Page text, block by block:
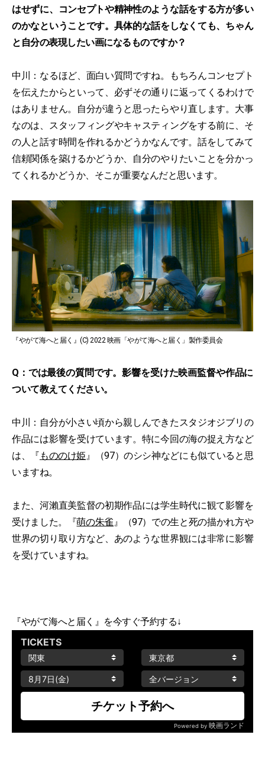
はせずに、コンセプトや精神性のような話をする方が多い
のかなということです。具体的な話をしなくても、ちゃん
と自分の表現したい画になるものですか？
中川：なるほど、面白い質問ですね。もちろんコンセプト
を伝えたからといって、必ずその通りに返ってくるわけで
はありません。自分が違うと思ったらやり直します。大事
なのは、スタッフィングやキャスティングをする前に、そ
の人と話す時間を作れるかどうかなんです。話をしてみて
信頼関係を築けるかどうか、自分のやりたいことを分かっ
てくれるかどうか、そこが重要なんだと思います。
『やがて海へと届く』(C) 2022 映画「やがて海へと届く」製作委員会
Q：では最後の質問です。影響を受けた映画監督や作品に
ついて教えてください。
中川：自分が小さい頃から親しんできたスタジオジブリの
作品には影響を受けています。特に今回の海の捉え方など
は、『 もののけ姫 』（97）のシシ神などにも似ていると思
いますね。
また、河瀨直美監督の初期作品には学生時代に観て影響を
受けました。『萌の朱雀 』（97）での生と死の描かれ方や
世界の切り取り方など、あのような世界観には非常に影響
を受けていますね。
『やがて海へと届く』を今すぐ予約する↓